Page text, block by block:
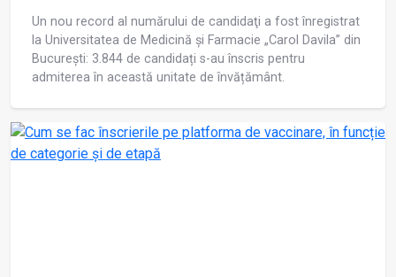
Un nou record al numărului de candidaţi a fost înregistrat
la Universitatea de Medicină și Farmacie „Carol Davila” din
București: 3.844 de candidați s-au înscris pentru
admiterea în această unitate de învățământ.